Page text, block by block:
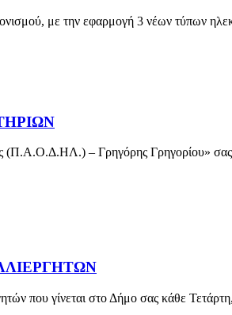
με την εφαρμογή 3 νέων τύπων
(Π.Α.Ο.Δ.ΗΛ.) – Γρηγόρης Γρηγορίου»
που γίνεται στο Δήμο σας κάθε